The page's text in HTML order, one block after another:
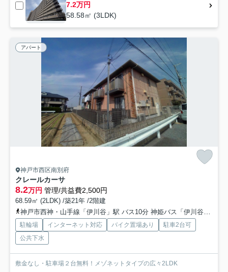
7.2万円
58.58㎡ (3LDK)
アパート
神戸市西区南別府
クレールカーサ
8.2万円 管理/共益費2,500円
68.59㎡ (2LDK) /築21年 /2階建
神戸市西神・山手線「伊川谷」駅 バス10分 神姫バス「伊川谷小学校前」 停歩10分
駐輪場 インターネット対応 バイク置場あり
駐車2台可
公共下水
敷金なし・駐車場２台無料！メゾネットタイプの広々2LDK